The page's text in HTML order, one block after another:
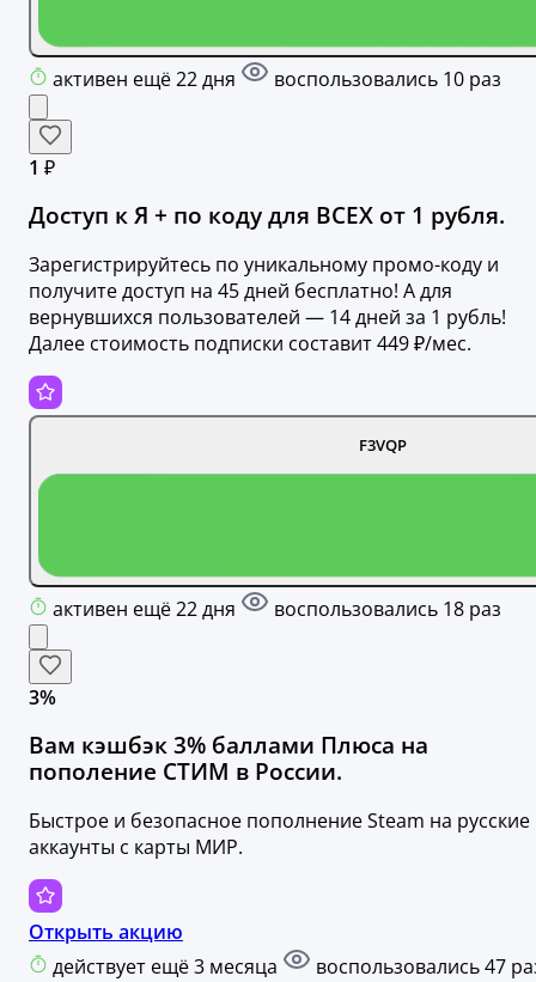
активен ещё 22 дня воспользовались 10 раз
1 ₽
Доступ к Я + по коду для ВСЕХ от 1 рубля.
Зарегистрируйтесь по уникальному промо-коду и
получите доступ на 45 дней бесплатно! А для
вернувшихся пользователей — 14 дней за 1 рубль!
Далее стоимость подписки составит 449 ₽/мес.
F3VQP
активен ещё 22 дня воспользовались 18 раз
3%
Вам кэшбэк 3% баллами Плюса на
пополение СТИМ в России.
Быстрое и безопасное пополнение Steam на русские
аккаунты с карты МИР.
Открыть акцию
действует ещё 3 месяца
воспользовались 47